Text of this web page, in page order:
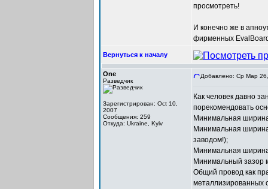
просмотреть!
И конечно же в
фирменных
Вернуться к началу
One
Разведчик
Зарегистрирован: Oct 10,
2007
Сообщения: 259
Откуда: Ukraine, Kyiv
Добавлено: Ср Мар
Как человек давно
порекомендовать
Минимальная
Минимальная
заводом!);
Минимальная ширина
Минимальный зазор
Общий провод как
металлизированных